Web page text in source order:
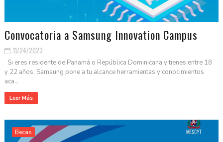
Convocatoria a Samsung Innovation Campus
11/24/2023
Si eres residente de Panamá o República Dominicana y tienes entre 18
y 22 años, Samsung pone a tu alcance herramientas y conocimientos
aca...
Leer Más
Becas